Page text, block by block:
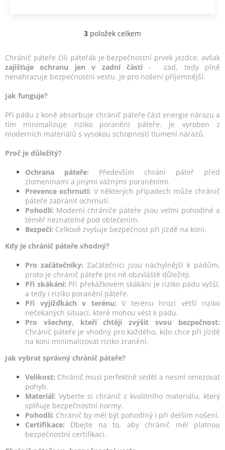
O
l
á
d
p
r
v
ý
p
i
u
3 položek celkem
Chránič páteře čili páteřák je bezpečnostní prvek jezdce, avšak
zajišťuje ochranu jen v zadní části - zad, tedy plně
nenahrazuje bezpečnostní vestu. Je pro nošení příjemnější.
Jak funguje?
Při pádu z koně absorbuje chránič páteře část energie nárazu a
tím minimalizuje riziko poranění páteře. Je vyroben z
moderních materiálů s vysokou schopností tlumení nárazů.
Proč je důležitý?
Ochrana páteře: Především chrání páteř před
zlomeninami a jinými vážnými poraněními.
Prevence ochrnutí: V některých případech může chránič
páteře zabránit ochrnutí.
Pohodlí: Moderní chrániče páteře jsou velmi pohodlné a
téměř neznatelné pod oblečením.
Bezpečí: Celkově zvyšuje bezpečnost při jízdě na koni.
Kdy je chránič páteře vhodný?
Pro začátečníky: Začátečníci jsou náchylnější k pádům,
proto je chránič páteře pro ně obzvláště důležitý.
Při skákání: Při překážkovém skákání je riziko pádu vyšší,
a tedy i riziko poranění páteře.
Při vyjížďkách v terénu: V terénu hrozí větší riziko
nečekaných situací, které mohou vést k pádu.
Pro všechny, kteří chtějí zvýšit svou bezpečnost:
Chránič páteře je vhodný pro každého, kdo chce při jízdě
na koni minimalizovat riziko zranění.
Jak vybrat správný chránič páteře?
Velikost: Chránič musí perfektně sedět a nesmí omezovat
pohyb.
Materiál: Vyberte si chránič z kvalitního materiálu, který
splňuje bezpečnostní normy.
Pohodlí: Chránič by měl být pohodlný i při delším nošení.
Certifikace: Dbejte na to, aby chránič měl platnou
bezpečnostní certifikaci.